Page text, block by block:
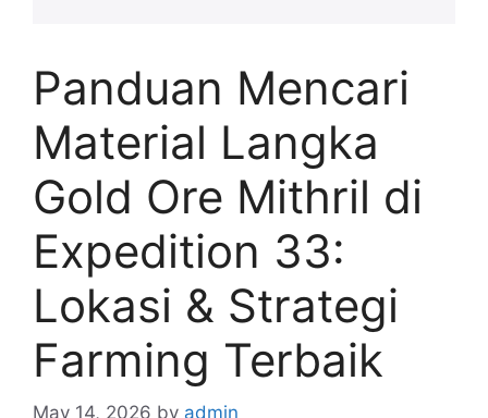
Panduan Mencari
Material Langka
Gold Ore Mithril di
Expedition 33:
Lokasi & Strategi
Farming Terbaik
May 14, 2026 by admin